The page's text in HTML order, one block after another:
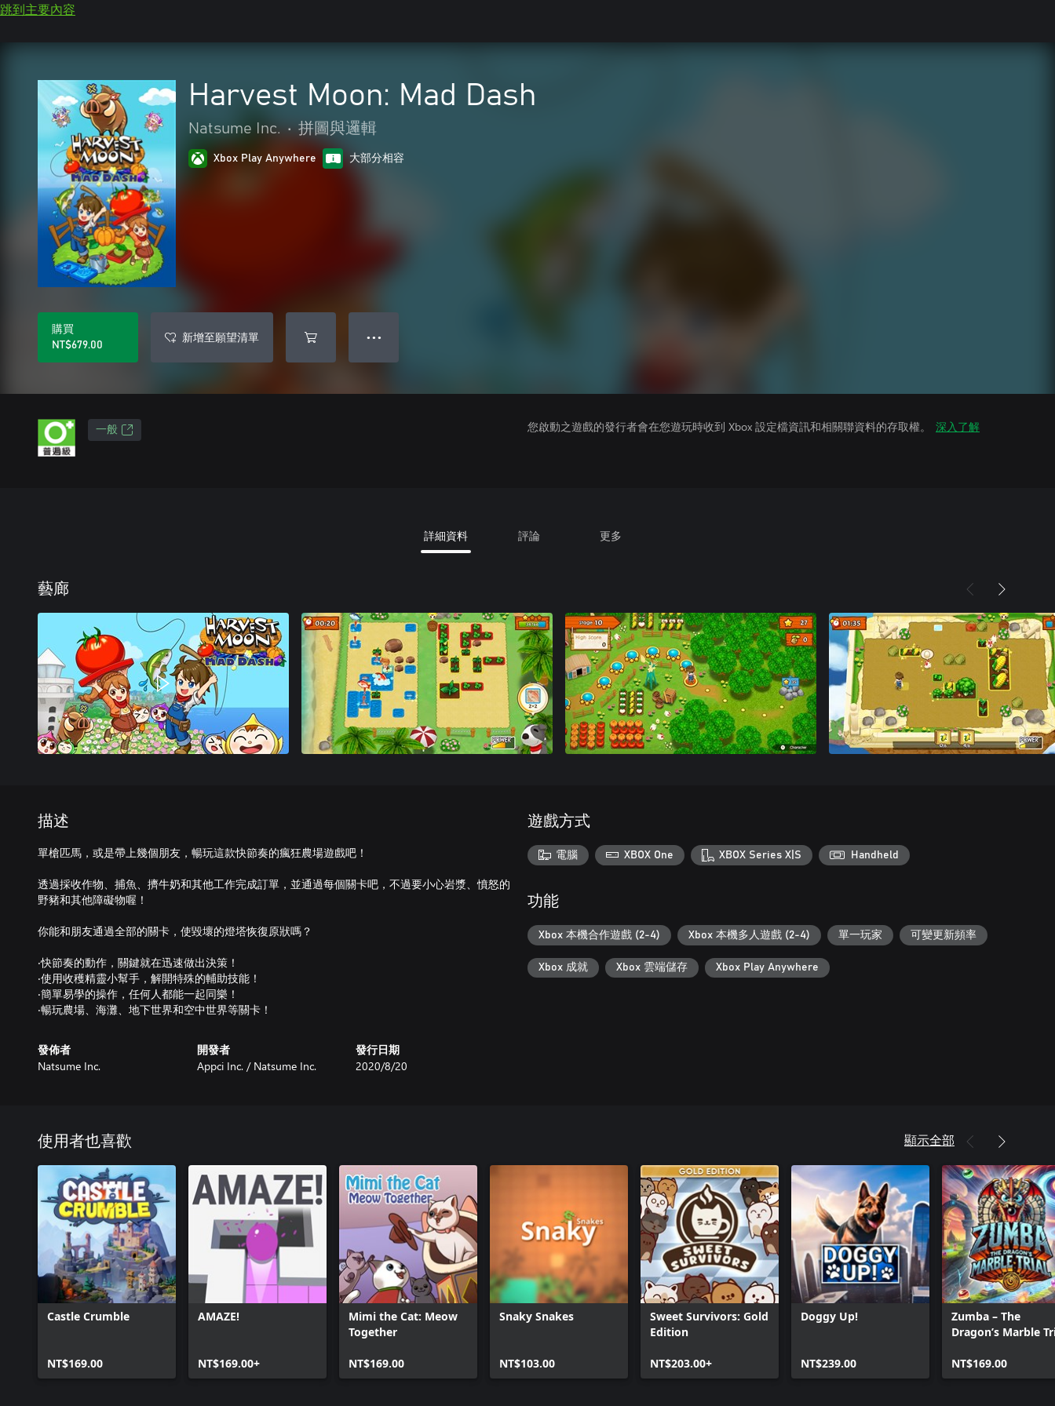
跳到主要內容
Harvest Moon: Mad Dash
Natsume Inc. • 拼圖與邏輯
Xbox Play Anywhere 大部分相容
購買
NT$679.00
新增至願望清單 ● ● ●
一般 您啟動之遊戲的發行者會在您遊玩時收到 Xbox 設定檔資訊和相關聯資料的存取權。 深入了解
詳細資料 評論 更多
藝廊
描述
單槍匹馬，或是帶上幾個朋友，暢玩這款快節奏的瘋狂農場遊戲吧！
透過採收作物、捕魚、擠牛奶和其他工作完成訂單，並通過每個關卡吧，不過要小心岩漿、憤怒的
野豬和其他障礙物喔！
你能和朋友通過全部的關卡，使毀壞的燈塔恢復原狀嗎？
‧快節奏的動作，關鍵就在迅速做出決策！
‧使用收穫精靈小幫手，解開特殊的輔助技能！
‧簡單易學的操作，任何人都能一起同樂！
‧暢玩農場、海灘、地下世界和空中世界等關卡！
發佈者
Natsume Inc.
開發者
Appci Inc. / Natsume Inc.
發行日期
2020/8/20
遊戲方式
電腦 XBOX One XBOX Series X|S Handheld
功能
Xbox 本機合作遊戲 (2-4) Xbox 本機多人遊戲 (2-4) 單一玩家 可變更新頻率
Xbox 成就 Xbox 雲端儲存 Xbox Play Anywhere
使用者也喜歡 顯示全部
Castle Crumble
NT$169.00
AMAZE!
NT$169.00+
Mimi the Cat: Meow
Together
NT$169.00
Snaky Snakes
NT$103.00
Sweet Survivors: Gold
Edition
NT$203.00+
Doggy Up!
NT$239.00
Zumba – The
Dragon’s Marble
NT$169.00